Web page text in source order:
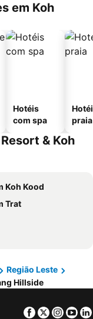
em Koh
Hotéis
com spa
praia
& Koh
Koh Kood
Trat
Região Leste
Hillside
Facebook
Twitter